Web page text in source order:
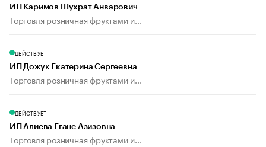
ИП Каримов Шухрат Анварович
Торговля розничная фруктами и...
ДЕЙСТВУЕТ
ИП Дожук Екатерина Сергеевна
Торговля розничная фруктами и...
ДЕЙСТВУЕТ
ИП Алиева Егане Азизовна
Торговля розничная фруктами и...